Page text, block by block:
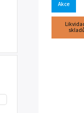
Akce
skladů